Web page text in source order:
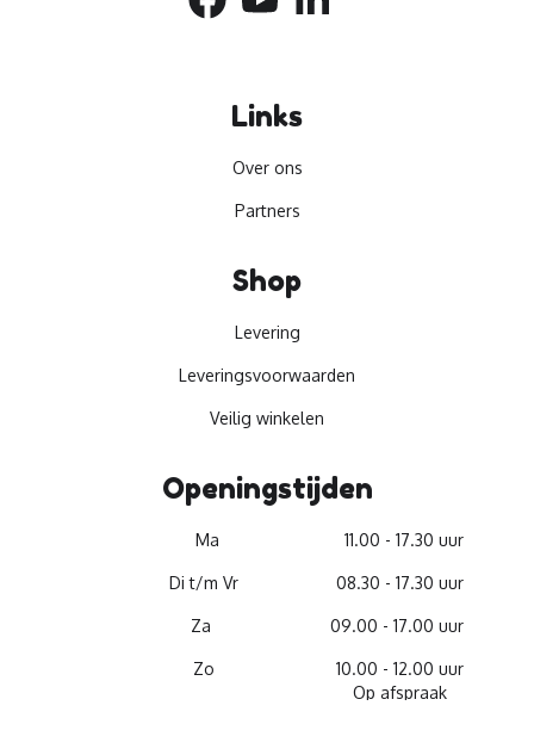
Links
Over ons
Partners
Shop
Levering
Leveringsvoorwaarden
Veilig winkelen
Openingstijden
Ma 11.00 - 17.30 uur
Di t/m Vr 08.30 - 17.30 uur
Za 09.00 - 17.00 uur
Zo
10.00 - 12.00 uur
Op afspraak